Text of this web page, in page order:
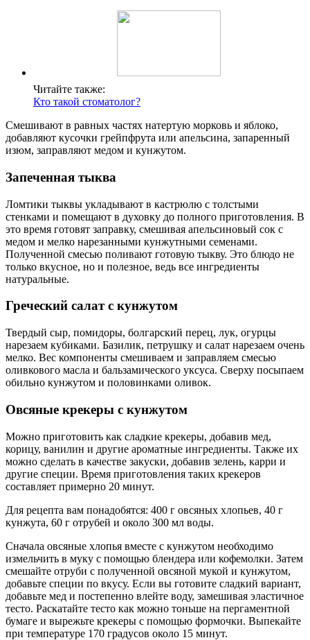
Читайте также:
Кто такой стоматолог?
Смешивают в равных частях натертую морковь и яблоко,
добавляют кусочки грейпфрута или апельсина, запаренный
изюм, заправляют медом и кунжутом.
Запеченная тыква
Ломтики тыквы укладывают в кастрюлю с толстыми
стенками и помещают в духовку до полного приготовления. В
это время готовят заправку, смешивая апельсиновый сок с
медом и мелко нарезанными кунжутными семенами.
Полученной смесью поливают готовую тыкву. Это блюдо не
только вкусное, но и полезное, ведь все ингредиенты
натуральные.
Греческий салат с кунжутом
Твердый сыр, помидоры, болгарский перец, лук, огурцы
нарезаем кубиками. Базилик, петрушку и салат нарезаем очень
мелко. Вес компоненты смешиваем и заправляем смесью
оливкового масла и бальзамического уксуса. Сверху посыпаем
обильно кунжутом и половинками оливок.
Овсяные крекеры с кунжутом
Можно приготовить как сладкие крекеры, добавив мед,
корицу, ванилин и другие ароматные ингредиенты. Также их
можно сделать в качестве закуски, добавив зелень, карри и
другие специи. Время приготовления таких крекеров
составляет примерно 20 минут.
Для рецепта вам понадобятся: 400 г овсяных хлопьев, 40 г
кунжута, 60 г отрубей и около 300 мл воды.
Сначала овсяные хлопья вместе с кунжутом необходимо
измельчить в муку с помощью блендера или кофемолки. Затем
смешайте отруби с полученной овсяной мукой и кунжутом,
добавьте специи по вкусу. Если вы готовите сладкий вариант,
добавьте мед и постепенно влейте воду, замешивая эластичное
тесто. Раскатайте тесто как можно тоньше на пергаментной
бумаге и вырежьте крекеры с помощью формочки. Выпекайте
при температуре 170 градусов около 15 минут.